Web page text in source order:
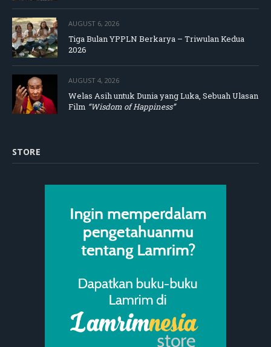
AUGUST 6, 2026
Tiga Bulan YPPLN Berkarya – Triwulan Kedua
2026
AUGUST 4, 2026
Welas Asih untuk Dunia yang Luka, Sebuah Ulasan
Film “Wisdom of Happiness”
STORE